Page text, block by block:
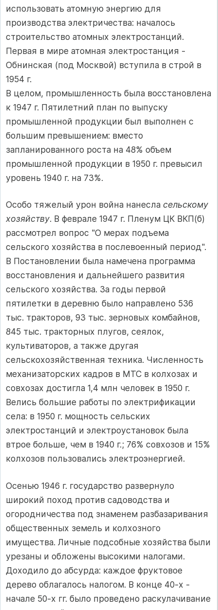
использовать атомную энергию для
производства электричества: началось
строительство атомных электростанций.
Первая в мире атомная электростанция -
Обнинская (под Москвой) вступила в строй в
1954 г.
В целом, промышленность была восстановлена
к 1947 г. Пятилетний план по выпуску
промышленной продукции был выполнен с
большим превышением: вместо
запланированного роста на 48% объем
промышленной продукции в 1950 г. превысил
уровень 1940 г. на 73%.
Особо тяжелый урон война нанесла сельскому
хозяйству. В феврале 1947 г. Пленум ЦК ВКП(б)
рассмотрел вопрос "О мерах подъема
сельского хозяйства в послевоенный период".
В Постановлении была намечена программа
восстановления и дальнейшего развития
сельского хозяйства. За годы первой
пятилетки в деревню было направлено 536
тыс. тракторов, 93 тыс. зерновых комбайнов,
845 тыс. тракторных плугов, сеялок,
культиваторов, а также другая
сельскохозяйственная техника. Численность
механизаторских кадров в МТС в колхозах и
совхозах достигла 1,4 млн человек в 1950 г.
Велись большие работы по электрификации
села: в 1950 г. мощность сельских
электростанций и электроустановок была
втрое больше, чем в 1940 г.; 76% совхозов и 15%
колхозов пользовались электроэнергией.
Осенью 1946 г. государство развернуло
широкий поход против садоводства и
огородничества под знаменем разбазаривания
общественных земель и колхозного
имущества. Личные подсобные хозяйства были
урезаны и обложены высокими налогами.
Доходило до абсурда: каждое фруктовое
дерево облагалось налогом. В конце 40-х -
начале 50-х гг. было проведено раскулачивание